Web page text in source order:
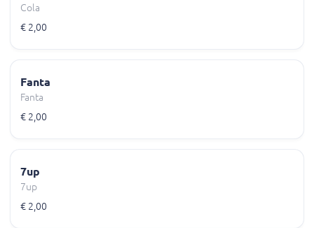
Cola
€ 2,00
Fanta
Fanta
€ 2,00
7up
7up
€ 2,00